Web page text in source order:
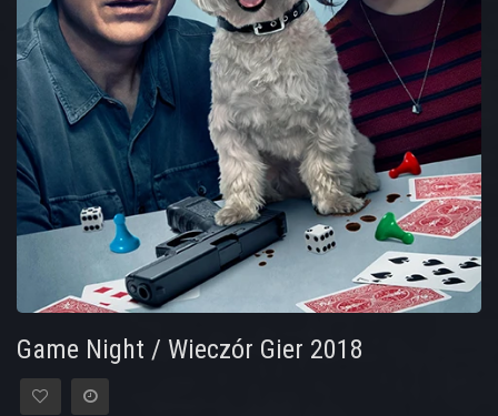
Game Night / Wieczór Gier 2018